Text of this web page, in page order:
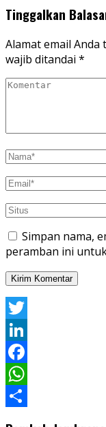
Tinggalkan
Alamat email
wajib ditandai *
Simpan nama,
peramban ini
Twitter
LinkedIn
Facebook
WhatsApp